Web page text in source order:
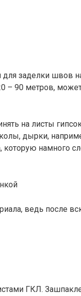
для заделки швов
– 90 метров,
на листы
дырки,
которую намного
ведь после
ГКЛ.